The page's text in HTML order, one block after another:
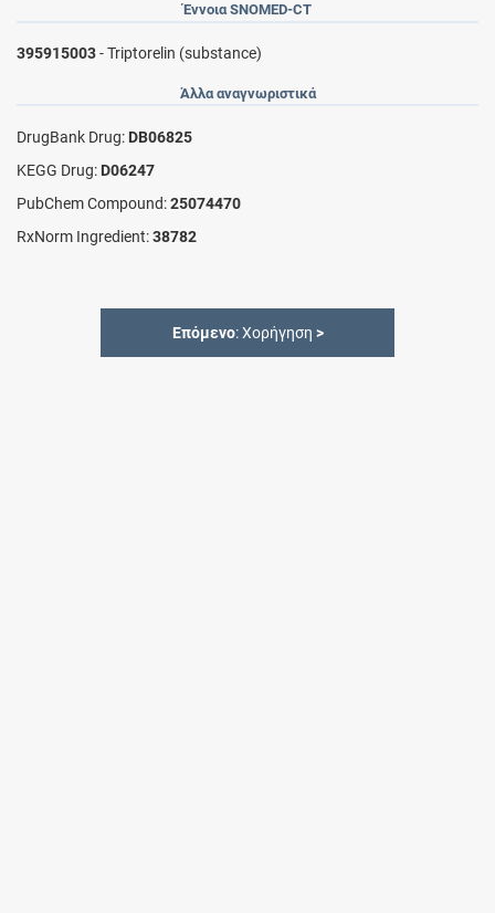
Έννοια SNOMED-CT
395915003- Triptorelin (substance)
Άλλα αναγνωριστικά
DrugBank Drug: DB06825
KEGG Drug: D06247
PubChem Compound:25074470
RxNorm Ingredient:38782
Επόμενο: Χορήγηση >